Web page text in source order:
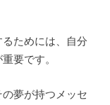
ためには、自分
要です。
夢が持つメッセ